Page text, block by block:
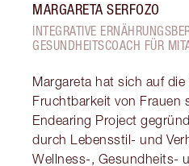
MARGARETA SERFOZO
INTEGRATIVE
GESUNDHEITSCOACH FÜR
Margareta hat sich auf
Fruchtbarkeit von Frauen
Endearing Project
durch Lebensstil- und
Wellness-, Gesundheits-